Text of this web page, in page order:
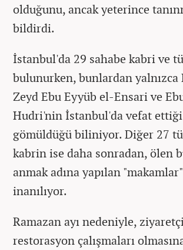
olduğunu, ancak yeterince
bildirdi.
İstanbul'da 29 sahabe kabri ve
bulunurken, bunlardan
Zeyd Ebu Eyyüb el-Ensari ve
Hudri'nin İstanbul'da vefat
gömüldüğü biliniyor. Diğer 27
kabrin ise daha sonradan, ölen
anmak adına yapılan
inanılıyor.
Ramazan ayı nedeniyle,
restorasyon çalışmaları